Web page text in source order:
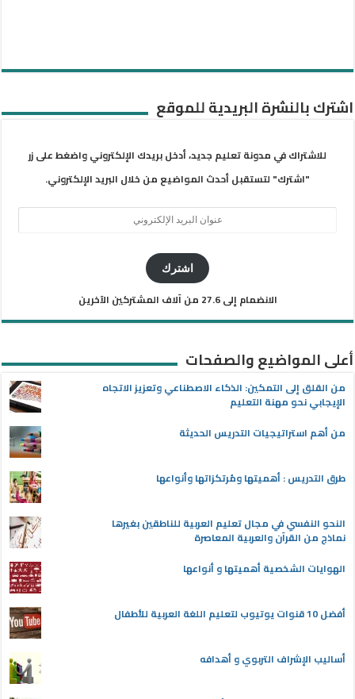
اشترك بالنشرة البريدية للموقع
للاشتراك في مدونة تعليم جديد، أدخل بريدك الإلكتروني واضغط على زر
"اشترك" لتستقبل أحدث المواضيع من خلال البريد الإلكتروني.
اشترك
الانضمام إلى 27.6 من آلاف المشتركين الآخرين
أعلى المواضيع والصفحات
من القلق إلى التمكين: الذكاء الاصطناعي وتعزيز الاتجاه
الإيجابي نحو مهنة التعليم
من أهم استراتيجيات التدريس الحديثة
طرق التدريس : أهميتها ومُرتكزاتها وأنواعها
النحو النفسي في مجال تعليم العربية للناطقين بغيرها
نماذج من القرآن والعربية المعاصرة
الهوايات الشخصية أهميتها و أنواعها
أفضل 10 قنوات يوتيوب لتعليم اللغة العربية للأطفال
أساليب الإشراف التربوي و أهدافه